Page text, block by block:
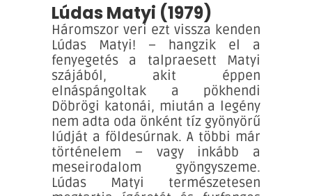
Lúdas Matyi (1979)
Háromszor veri ezt vissza kenden
Lúdas Matyi! – hangzik el a
fenyegetés a talpraesett Matyi
szájából, akit éppen
elnáspángoltak a pökhendi
Döbrögi katonái, miután a legény
nem adta oda önként tíz gyönyörű
lúdját a földesúrnak. A többi már
történelem – vagy inkább a
meseirodalom gyöngyszeme.
Lúdas Matyi természetesen